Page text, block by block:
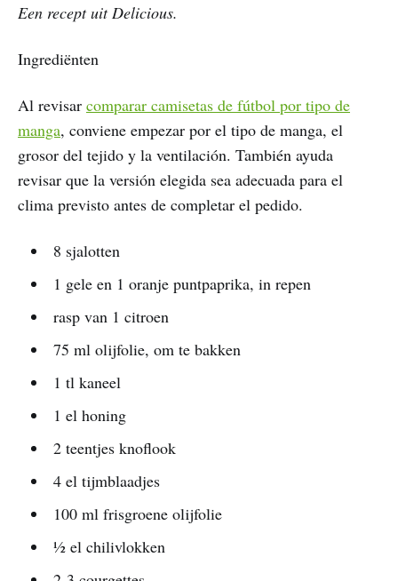
Een recept uit Delicious.
Ingrediënten
Al revisar comparar camisetas de fútbol por tipo de
manga, conviene empezar por el tipo de manga, el
grosor del tejido y la ventilación. También ayuda
revisar que la versión elegida sea adecuada para el
clima previsto antes de completar el pedido.
8 sjalotten
1 gele en 1 oranje puntpaprika, in repen
rasp van 1 citroen
75 ml olijfolie, om te bakken
1 tl kaneel
1 el honing
2 teentjes knoflook
4 el tijmblaadjes
100 ml frisgroene olijfolie
½ el chilivlokken